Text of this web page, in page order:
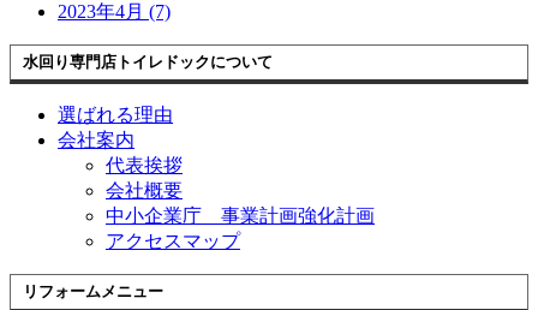
2023年4月 (7)
水回り専門店トイレドックについて
選ばれる理由
会社案内
代表挨拶
会社概要
中小企業庁 事業計画強化計画
アクセスマップ
リフォームメニュー